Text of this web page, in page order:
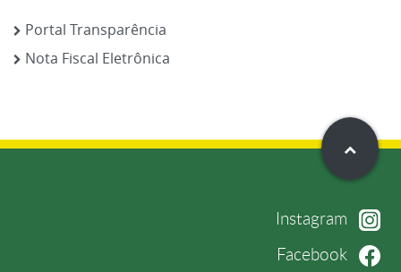
Portal Transparência
Nota Fiscal Eletrônica
Instagram
Facebook